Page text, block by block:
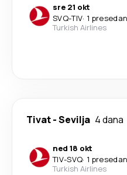
sre 21 okt
SVQ-TIV· 1
Turkish Airlines
Tivat-Sevilja 4 dana
ned 18 okt
TIV-SVQ· 1
Turkish Airlines